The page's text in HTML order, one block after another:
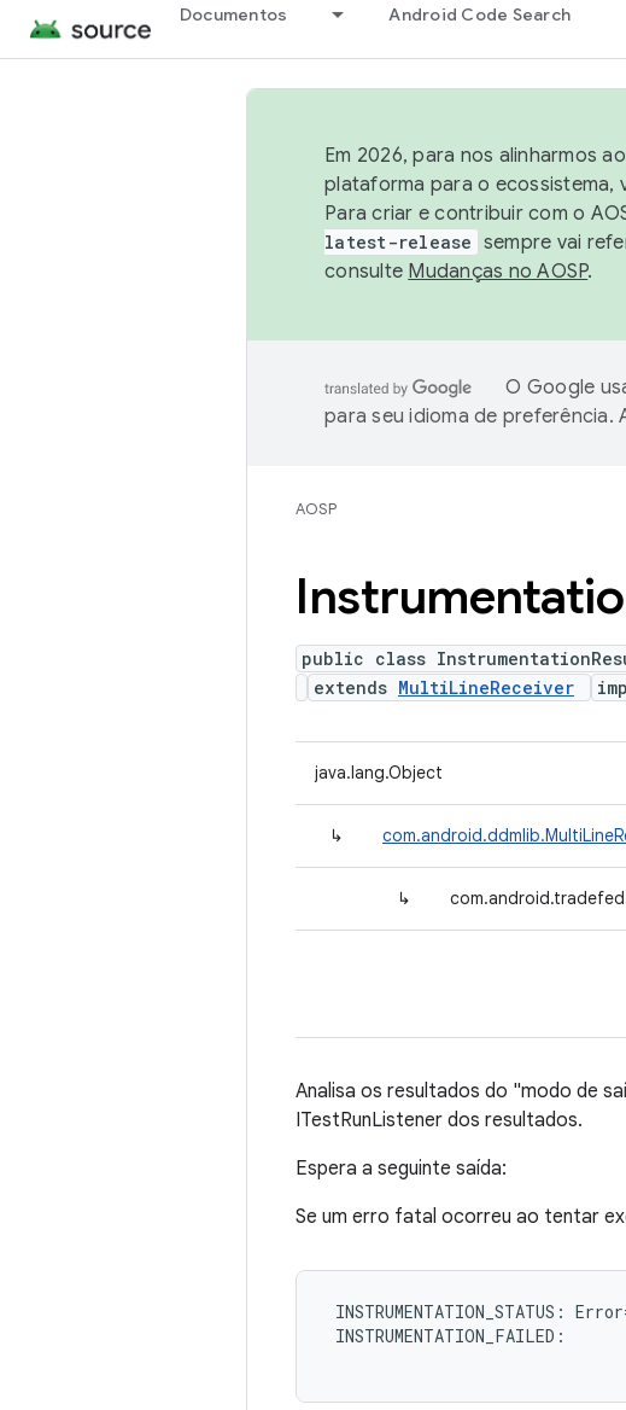
Documentos Android Code Search
Em 2026, para nos alinharmos
plataforma para o ecossistema,
Para criar e contribuir com o
latest-release sempre vai
consulte Mudanças no AOSP.
O Google
para seu idioma de preferência.
AOSP
public class
extends MultiLineReceiver
java.lang.Object
↳
↳
Analisa os resultados do "modo de
ITestRunListener dos resultados.
Espera a seguinte saída:
Se um erro fatal ocorreu ao tentar
INSTRUMENTATION_STATUS:
INSTRUMENTATION_FAILED: